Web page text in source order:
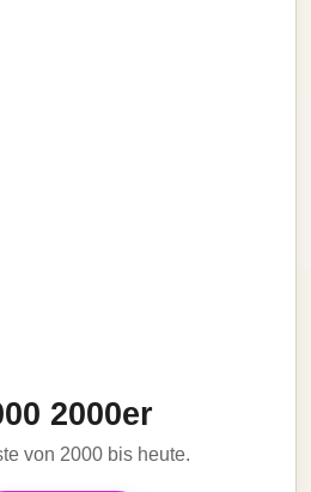
2000er
von 2000 bis heute.